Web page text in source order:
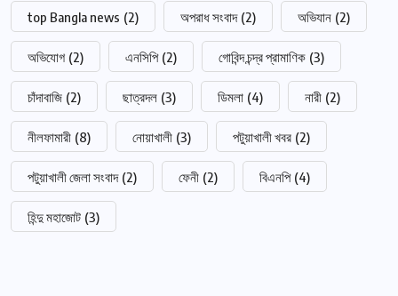
top Bangla news (2) অপরাধ সংবাদ (2) অভিযান (2)
অভিযোগ (2) এনসিপি (2) গোবিন্দ চন্দ্র প্রামাণিক (3)
চাঁদাবাজি (2) ছাত্রদল (3) ডিমলা (4) নারী (2)
নীলফামারী (8) নোয়াখালী (3) পটুয়াখালী খবর (2)
পটুয়াখালী জেলা সংবাদ (2) ফেনী (2) বিএনপি (4)
হিন্দু মহাজোট (3)